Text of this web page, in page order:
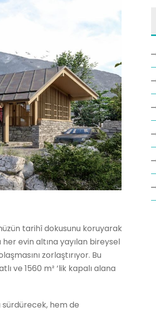
tarihî dokusunu koruyarak
evin altına yayılan bireysel
zorlaştırıyor. Bu
ve 1560 m² ’lik kapalı alana
sürdürecek, hem de